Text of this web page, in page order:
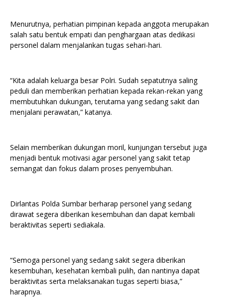
Menurutnya, perhatian pimpinan kepada anggota merupakan
salah satu bentuk empati dan penghargaan atas dedikasi
personel dalam menjalankan tugas sehari-hari.
“Kita adalah keluarga besar Polri. Sudah sepatutnya saling
peduli dan memberikan perhatian kepada rekan-rekan yang
membutuhkan dukungan, terutama yang sedang sakit dan
menjalani perawatan,” katanya.
Selain memberikan dukungan moril, kunjungan tersebut juga
menjadi bentuk motivasi agar personel yang sakit tetap
semangat dan fokus dalam proses penyembuhan.
Dirlantas Polda Sumbar berharap personel yang sedang
dirawat segera diberikan kesembuhan dan dapat kembali
beraktivitas seperti sediakala.
“Semoga personel yang sedang sakit segera diberikan
kesembuhan, kesehatan kembali pulih, dan nantinya dapat
beraktivitas serta melaksanakan tugas seperti biasa,”
harapnya.